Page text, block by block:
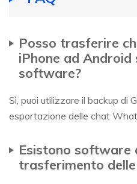
Posso trasferire
iPhone ad Android
software?
Sì, puoi utilizzare il backup di
esportazione delle chat
Esistono software
trasferimento